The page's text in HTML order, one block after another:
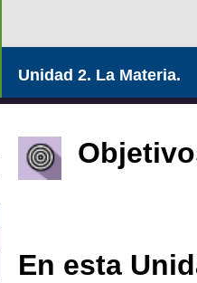
Unidad 2. La Materia.
En esta